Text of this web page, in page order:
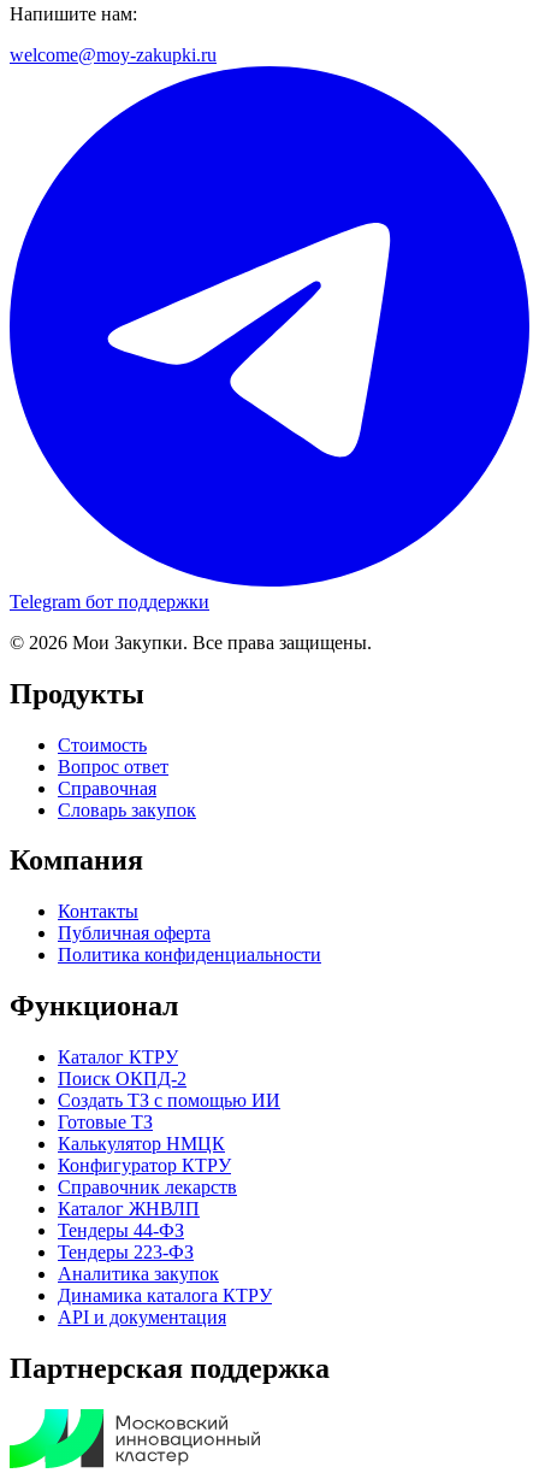
Напишите нам:
welcome@moy-zakupki.ru
Telegram бот поддержки
© 2026 Мои Закупки. Все права защищены.
Продукты
Стоимость
Вопрос ответ
Справочная
Словарь закупок
Компания
Контакты
Публичная оферта
Политика конфиденциальности
Функционал
Каталог КТРУ
Поиск ОКПД-2
Создать ТЗ с помощью ИИ
Готовые ТЗ
Калькулятор НМЦК
Конфигуратор КТРУ
Справочник лекарств
Каталог ЖНВЛП
Тендеры 44-ФЗ
Тендеры 223-ФЗ
Аналитика закупок
Динамика каталога КТРУ
API и документация
Партнерская поддержка